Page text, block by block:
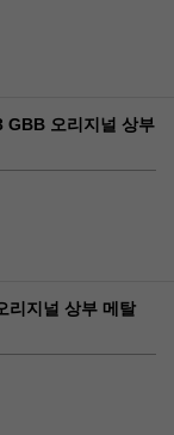
GBB 오리지널 상부
리지널 상부 메탈